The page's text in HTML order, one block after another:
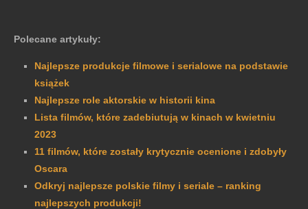
Polecane artykuły:
Najlepsze produkcje filmowe i serialowe na podstawie
książek
Najlepsze role aktorskie w historii kina
Lista filmów, które zadebiutują w kinach w kwietniu
2023
11 filmów, które zostały krytycznie ocenione i zdobyły
Oscara
Odkryj najlepsze polskie filmy i seriale – ranking
najlepszych produkcji!